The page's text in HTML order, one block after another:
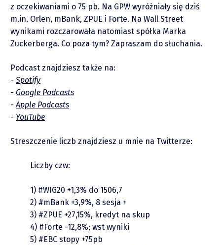
Zastrzeżenie
Współpraca
Wsparcie
Raporty
Podcasty
Video
z oczekiwaniami o 75 pb. Na GPW wyróżniały się dziś
m.in. Orlen, mBank, ZPUE i Forte. Na Wall Street
wynikami rozczarowała natomiast spółka Marka
Zuckerberga. Co poza tym? Zapraszam do słuchania.
Podcast znajdziesz także na:
Spotify
Google Podcasts
Apple Podcasts
YouTube
Streszczenie liczb znajdziesz u mnie na Twitterze:
Liczby czw:
1) #WIG20 +1,3% do 1506,7
2) #mBank +3,9%, 8 sesja +
3) #ZPUE +27,15%, kredyt na skup
4) #Forte -12,8%; wst wyniki
5) #EBC stopy +75pb